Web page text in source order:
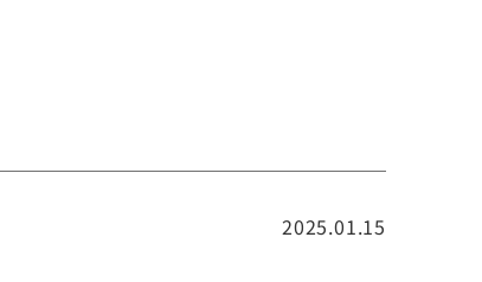
2025.01.15